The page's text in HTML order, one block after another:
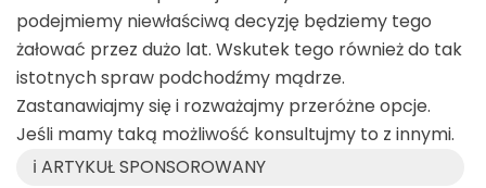
podejmiemy niewłaściwą decyzję będziemy tego
żałować przez dużo lat. Wskutek tego również do tak
istotnych spraw podchodźmy mądrze.
Zastanawiajmy się i rozważajmy przeróżne opcje.
Jeśli mamy taką możliwość konsultujmy to z innymi.
ℹ️ ARTYKUŁ SPONSOROWANY